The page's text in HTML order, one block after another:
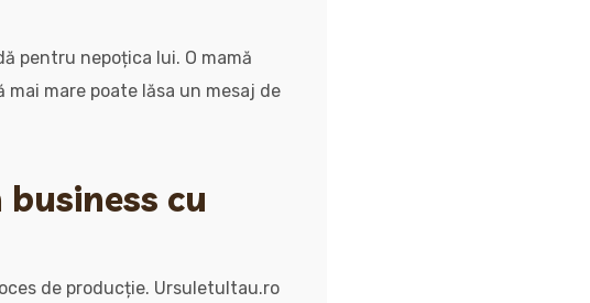
pentru nepoțica lui. O mamă
mare poate lăsa un mesaj de
cu
de producție. Ursuletultau.ro